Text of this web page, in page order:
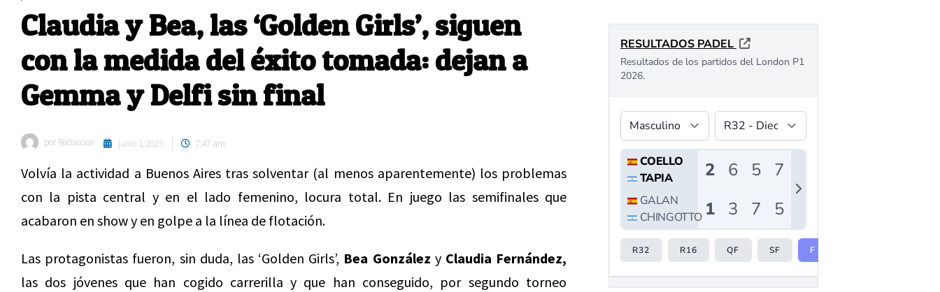
Claudia y Bea, las ‘Golden Girls’, siguen
con la medida del éxito tomada: dejan a
Gemma y Delfi sin final
por Redaccion junio 1, 2025 7:47 am
Volvía la actividad a Buenos Aires tras solventar (al menos aparentemente) los problemas
con la pista central y en el lado femenino, locura total. En juego las semifinales que
acabaron en show y en golpe a la línea de flotación.
Las protagonistas fueron, sin duda, las ‘Golden Girls’, Bea González y Claudia Fernández,
las dos jóvenes que han cogido carrerilla y que han conseguido, por segundo torneo